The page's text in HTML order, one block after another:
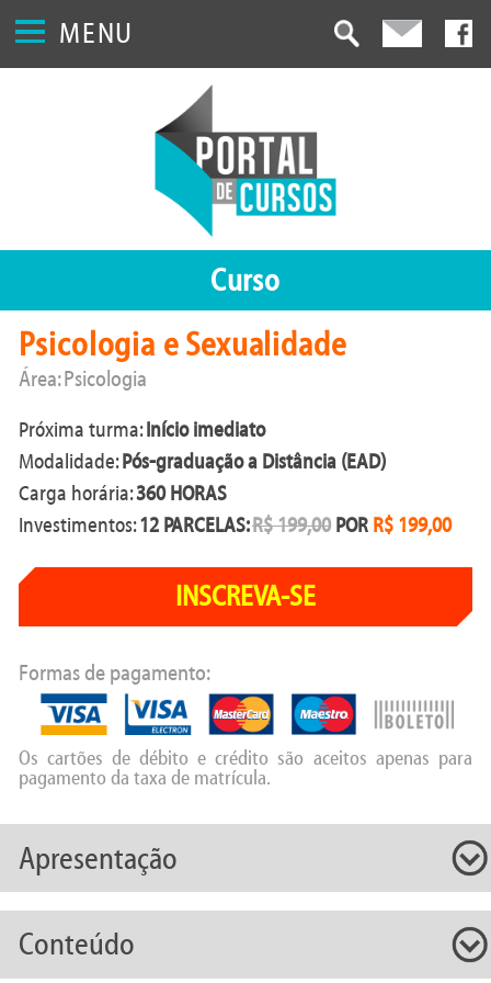
MENU
Curso
Psicologia e Sexualidade
Área: Psicologia
Próxima turma:Início imediato
Modalidade:Pós-graduação a Distância (EAD)
Carga horária:360 HORAS
Investimentos:12 PARCELAS:R$ 199,00POR R$ 199,00
INSCREVA-SE
Formas de pagamento:
Os cartões de débito e crédito são aceitos apenas para
pagamento da taxa de matrícula.
Apresentação
Conteúdo